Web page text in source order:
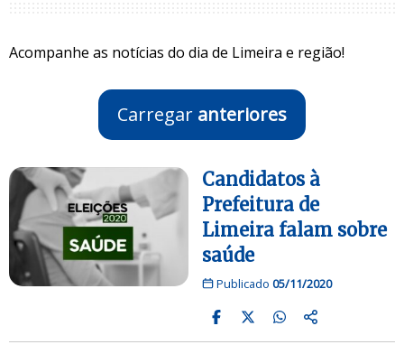
Acompanhe as notícias do dia de Limeira e região!
Carregar anteriores
Candidatos à
Prefeitura de
Limeira falam sobre
saúde
Publicado 05/11/2020